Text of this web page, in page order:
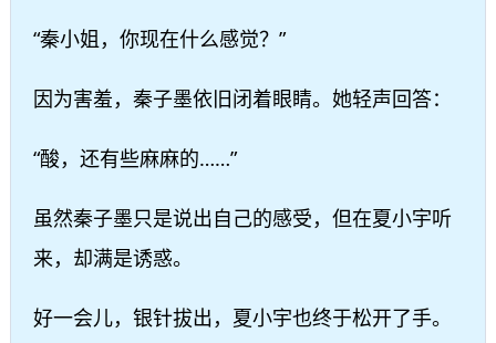
“秦小姐，你现在什么感觉？”
因为害羞，秦子墨依旧闭着眼睛。她轻声回答：
“酸，还有些麻麻的……”
虽然秦子墨只是说出自己的感受，但在夏小宇听
来，却满是诱惑。
好一会儿，银针拔出，夏小宇也终于松开了手。